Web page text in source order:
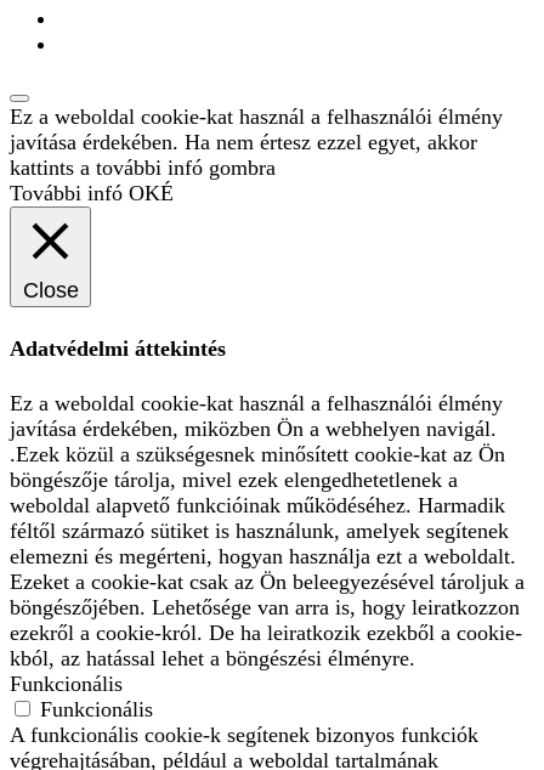
Ez a weboldal cookie-kat használ a felhasználói élmény
javítása érdekében. Ha nem értesz ezzel egyet, akkor
kattints a további infó gombra
További infó OKÉ
Close
Adatvédelmi áttekintés
Ez a weboldal cookie-kat használ a felhasználói élmény
javítása érdekében, miközben Ön a webhelyen navigál.
.Ezek közül a szükségesnek minősített cookie-kat az Ön
böngészője tárolja, mivel ezek elengedhetetlenek a
weboldal alapvető funkcióinak működéséhez. Harmadik
féltől származó sütiket is használunk, amelyek segítenek
elemezni és megérteni, hogyan használja ezt a weboldalt.
Ezeket a cookie-kat csak az Ön beleegyezésével tároljuk a
böngészőjében. Lehetősége van arra is, hogy leiratkozzon
ezekről a cookie-król. De ha leiratkozik ezekből a cookie-
kból, az hatással lehet a böngészési élményre.
Funkcionális
Funkcionális
A funkcionális cookie-k segítenek bizonyos funkciók
végrehajtásában, például a weboldal tartalmának